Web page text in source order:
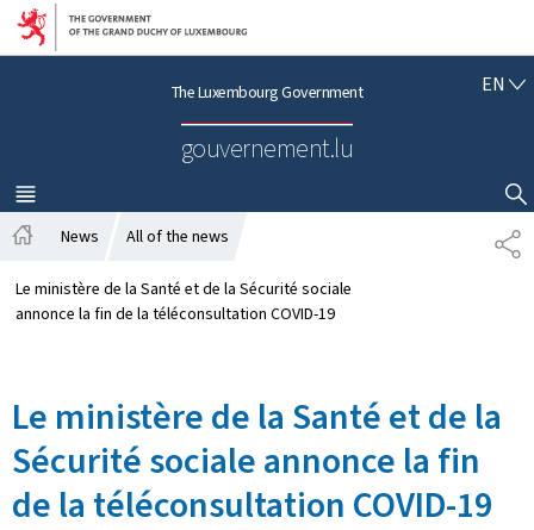
Go to main navigation
Go to content
The Luxembourg Government
gouvernement.lu
EN E
I
S
H
MENU
MAIN
SHOW HIDE SEARCH
S
H
o
m
News All of the news
Le ministère de la Santé et de la Sécurité sociale
annonce la fin de la téléconsultation COVID-19
Le ministère de la Santé et de la
Sécurité sociale annonce la fin
de la téléconsultation COVID-19